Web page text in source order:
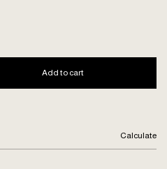
Calculate